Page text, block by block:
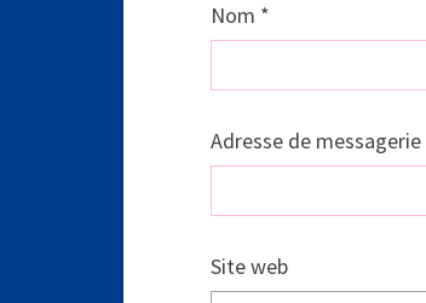
Nom *
Adresse de messagerie
Site web